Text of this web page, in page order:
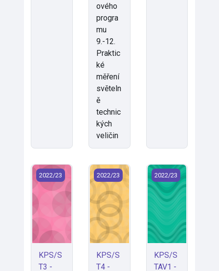
ového
progra
mu
9.-12.
Praktic
ké
měření
světeln
ě
technic
kých
veličin
KPS/ST3 - Stavitelství 3 (2022)
2022/23
KPS/S
T3 -
KPS/ST4 - Stavitelství 4 (2022)
2022/23
KPS/S
T4 -
KPS/STAV1 -
2022/23
KPS/S
TAV1 -